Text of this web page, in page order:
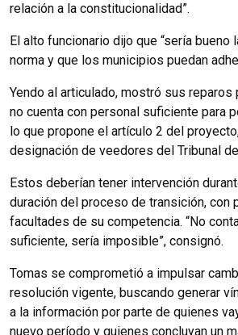
relación a la constitucionalidad”.
El alto funcionario dijo que “sería bueno
norma y que los municipios puedan
Yendo al articulado, mostró sus
no cuenta con personal suficiente para
lo que propone el artículo 2 del
designación de veedores del Tribunal
Estos deberían tener intervención
duración del proceso de transición, con
facultades de su competencia. “No
suficiente, sería imposible”, consignó.
Tomas se comprometió a impulsar
resolución vigente, buscando generar
a la información por parte de quienes
nuevo período y quienes concluyan un